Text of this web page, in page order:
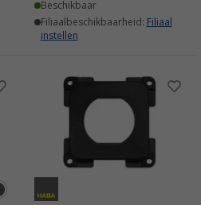
Beschikbaar
Filiaalbeschikbaarheid: Filiaal
instellen